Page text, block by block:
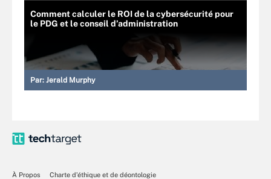
Comment calculer le ROI de la cybersécurité pour
le PDG et le conseil d’administration
Par: Jerald Murphy
À Propos
Charte d’éthique et de déontologie